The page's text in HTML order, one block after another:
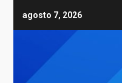
agosto 7, 2026